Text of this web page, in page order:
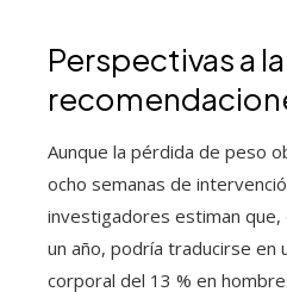
Perspectivas a
Aunque la pérdida de peso
ocho semanas de
investigadores estiman
un año, podría traducirse en
corporal del 13 % en